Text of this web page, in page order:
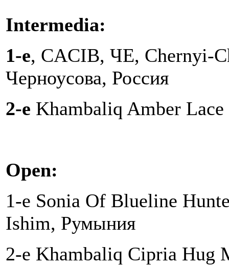
Intermedia:
1-е, CACIB, ЧЕ, Chernyi-
Черноусова, Россия
2-e Khambaliq Amber
Open:
1-e Sonia Of Blueline
Ishim, Румыния
2-e Khambaliq Cipria Hug